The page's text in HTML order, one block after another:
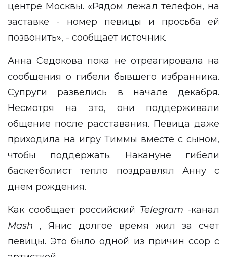
центре Москвы. «Рядом лежал телефон, на
заставке - номер певицы и просьба ей
позвонить», - сообщает источник.
Анна Седокова пока не отреагировала на
сообщения о гибели бывшего избранника.
Супруги развелись в начале декабря.
Несмотря на это, они поддерживали
общение после расставания. Певица даже
приходила на игру Тиммы вместе с сыном,
чтобы поддержать. Накануне гибели
баскетболист тепло поздравлял Анну с
днем рождения.
Как сообщает российский Telegram -канал
Mash , Янис долгое время жил за счет
певицы. Это было одной из причин ссор с